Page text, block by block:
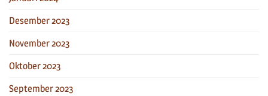
Desember 2023
November 2023
Oktober 2023
September 2023